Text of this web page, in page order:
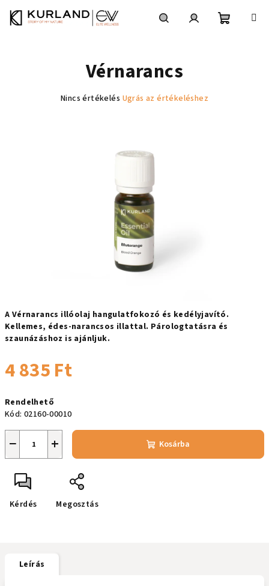
A Vérnarancs illóolaj hangulatfokozó és kedélyjavító.
Kellemes, édes-narancsos illattal. Párologtatásra és
szaunázáshoz is ajánljuk.
4 835 Ft
Rendelhető
Kód: 02160-00010
+
− Kosárba
Kérdés Megosztás
Vérnarancs
A
Nincs értékelés Ugrás az értékeléshez
Leírás